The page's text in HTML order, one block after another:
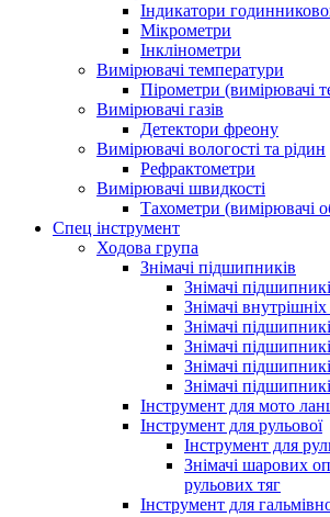
Індикатори
Мікрометри
Інклінометри
Вимірювачі температури
Пірометри (вимірювачі
Вимірювачі газів
Детектори фреону
Вимірювачі вологості та рідин
Рефрактометри
Вимірювачі швидкості
Тахометри (вимірювачі
Спец інструмент
Ходова група
Знімачі підшипників
Знімачі
Знімачі
Знімачі
Знімачі
Знімачі
Знімачі
Інструмент для мото
Інструмент для рульової
Інструмент для
Знімачі шарових
рульових тяг
Інструмент для